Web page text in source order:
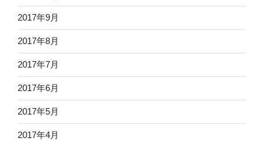
2017年9月
2017年8月
2017年7月
2017年6月
2017年5月
2017年4月